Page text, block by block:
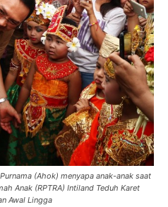
(Ahok) menyapa anak-anak saat
Anak (RPTRA) Intiland Teduh Karet
Awal Lingga